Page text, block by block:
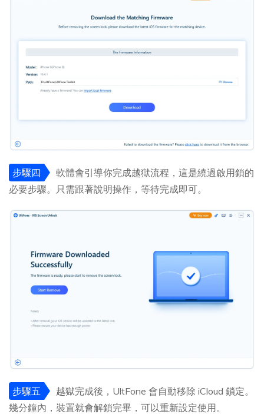
步驟四
軟體會引導你完成越獄流程，這是繞過啟用鎖的
必要步驟。只需跟著說明操作，等待完成即可。
步驟五
越獄完成後，UltFone 會自動移除 iCloud 鎖定。
幾分鐘內，裝置就會解鎖完畢，可以重新設定使用。